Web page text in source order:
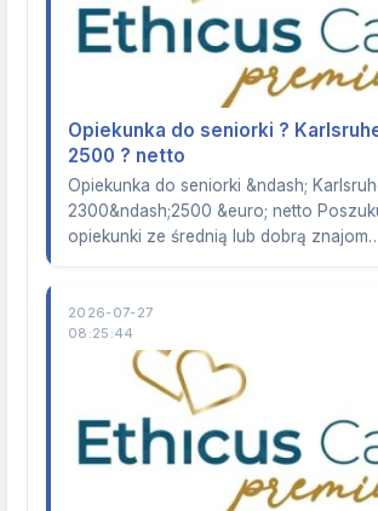
Opiekunka do seniorki ?
2500 ? netto
Opiekunka do seniorki &ndash;
2300&ndash;2500 &euro; netto
opiekunki ze średnią lub dobrą
2026-07-27
08:25:44